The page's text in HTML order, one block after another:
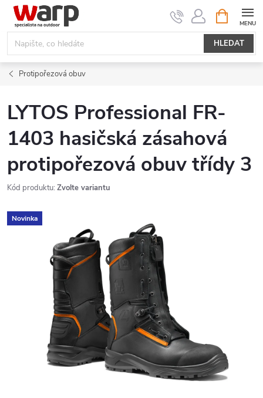
Přejít
obsah
HLEDAT
NÁKUPNÍ
KOŠÍK
Protipořezová obuv
LYTOS Professional FR-
1403 hasičská zásahová
protipořezová obuv třídy 3
Kód produktu: Zvolte variantu
Novinka